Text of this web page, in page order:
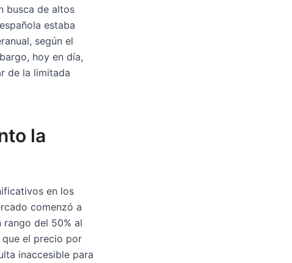
busca de altos
estaba
según el
hoy en día,
de la limitada
la
en los
comenzó a
rango del 50% al
el precio por
inaccesible para